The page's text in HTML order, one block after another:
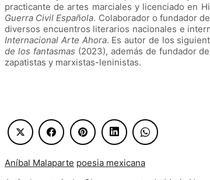
practicante de artes marciales y licenciado en
Guerra Civil Española. Colaborador o fundador
diversos encuentros literarios nacionales e
Internacional Arte Ahora. Es autor de los
de los fantasmas (2023), además de fundador
zapatistas y marxistas-leninistas.
Aníbal Malaparte poesia mexicana